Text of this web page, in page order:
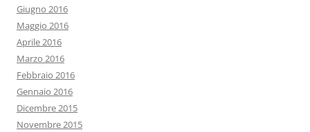
Giugno 2016
Maggio 2016
Aprile 2016
Marzo 2016
Febbraio 2016
Gennaio 2016
Dicembre 2015
Novembre 2015